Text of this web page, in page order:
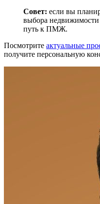
Совет: если вы
выбора
путь к ПМЖ.
Посмотрите актуальные
получите персональную